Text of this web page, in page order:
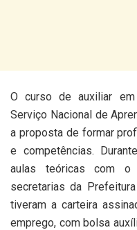
O curso de auxiliar
Serviço Nacional de
a proposta de formar
e competências.
aulas teóricas com o
secretarias da
tiveram a carteira
emprego, com bolsa